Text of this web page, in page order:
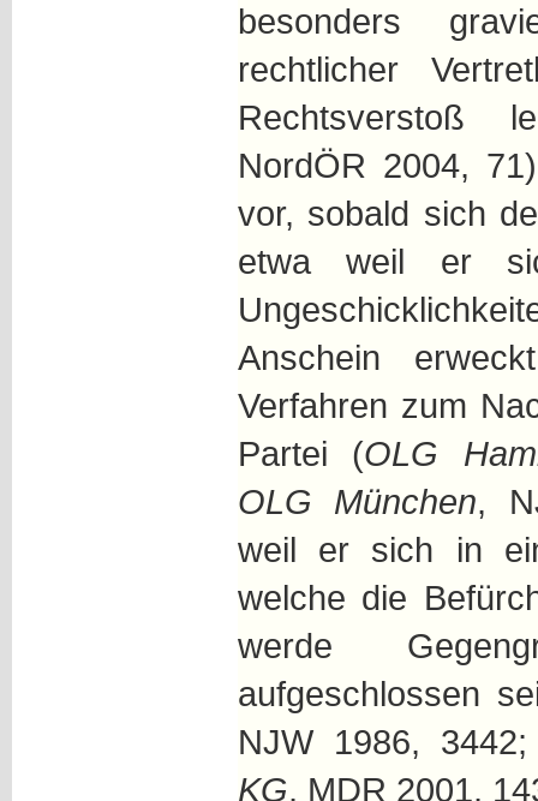
besonders
rechtlicher
Rechtsverstoß
NordÖR 2004,
vor, sobald sich
etwa weil er
Anschein
Verfahren zum
Partei (OLG
OLG München,
weil er sich in
welche die
werde
aufgeschlossen
NJW 1986,
KG, MDR 2001,